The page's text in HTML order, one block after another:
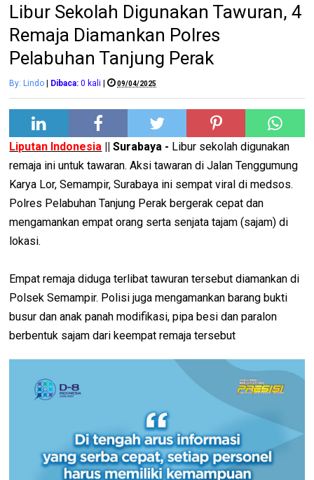
Libur Sekolah Digunakan Tawuran, 4
Remaja Diamankan Polres
Pelabuhan Tanjung Perak
By: Lindo Dibaca: 0 kali | 09/04/2025
Liputan Indonesia || Surabaya - Libur sekolah digunakan
remaja ini untuk tawaran. Aksi tawaran di Jalan Tenggumung
Karya Lor, Semampir, Surabaya ini sempat viral di medsos.
Polres Pelabuhan Tanjung Perak bergerak cepat dan
mengamankan empat orang serta senjata tajam (sajam) di
lokasi.
Empat remaja diduga terlibat tawuran tersebut diamankan di
Polsek Semampir. Polisi juga mengamankan barang bukti
busur dan anak panah modifikasi, pipa besi dan paralon
berbentuk sajam dari keempat remaja tersebut